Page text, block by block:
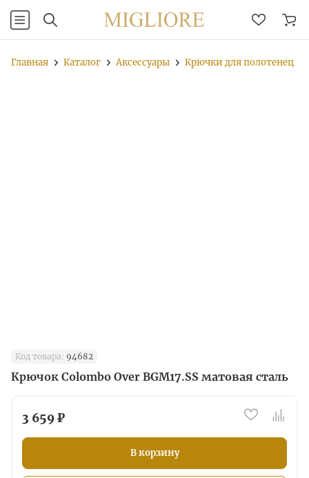
Главная Каталог Аксессуары Крючки для полотенец
Код товара: 94682
Крючок Colombo Over BGM17.SS матовая сталь
3 659 ₽
В корзину